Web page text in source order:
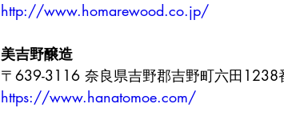
http://www.homarewood.co.jp/
美吉野醸造
〒639-3116 奈良県吉野郡吉野町六田1238
https://www.hanatomoe.com/